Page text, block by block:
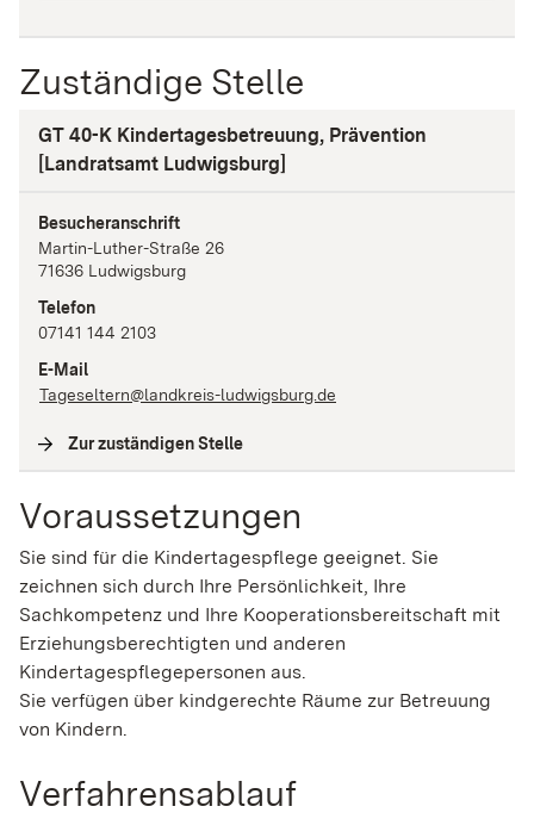
Zuständige Stelle
GT 40-K Kindertagesbetreuung, Prävention
[Landratsamt Ludwigsburg]
Besucheranschrift
Martin-Luther-Straße 26
71636 Ludwigsburg
Telefon
07141 144 2103
E-Mail
Tageseltern@landkreis-ludwigsburg.de
Zur zuständigen Stelle
Voraussetzungen
Sie sind für die Kindertagespflege geeignet. Sie
zeichnen sich durch Ihre Persönlichkeit, Ihre
Sachkompetenz und Ihre Kooperationsbereitschaft mit
Erziehungsberechtigten und anderen
Kindertagespflegepersonen aus.
Sie verfügen über kindgerechte Räume zur Betreuung
von Kindern.
Verfahrensablauf